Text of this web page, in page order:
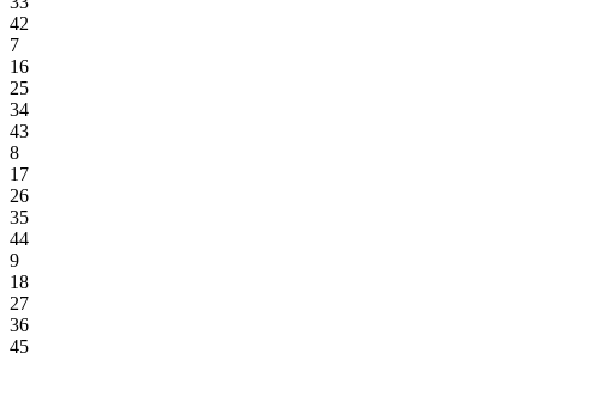
42
7
16
25
34
43
8
17
26
35
44
9
18
27
36
45